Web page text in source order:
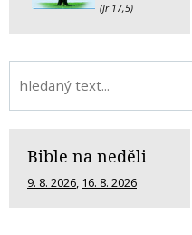
(Jr 17,5)
Bible na neděli
9. 8. 2026, 16. 8. 2026